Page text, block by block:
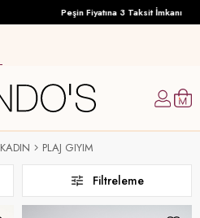
Peşin Fiyatına 3 Taksit İmkanı
KADIN PLAJ GIYIM
Filtreleme